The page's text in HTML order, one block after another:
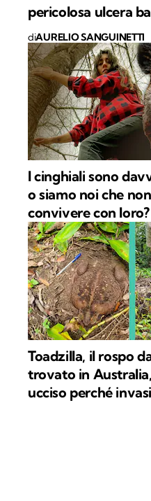
pericolosa ulcera
diAURELIO SANGUINETTI
I cinghiali sono
o siamo noi che
convivere con loro?
Toadzilla, il rospo
trovato in
ucciso perché